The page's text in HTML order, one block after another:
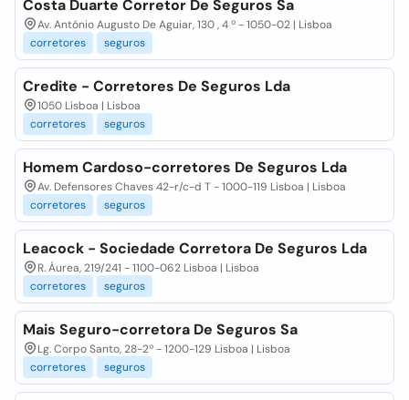
Costa Duarte Corretor De Seguros Sa
Av. António Augusto De Aguiar, 130 , 4 º - 1050-02 | Lisboa
corretores
seguros
Credite - Corretores De Seguros Lda
1050 Lisboa | Lisboa
corretores
seguros
Homem Cardoso-corretores De Seguros Lda
Av. Defensores Chaves 42-r/c-d T - 1000-119 Lisboa | Lisboa
corretores
seguros
Leacock - Sociedade Corretora De Seguros Lda
R. Áurea, 219/241 - 1100-062 Lisboa | Lisboa
corretores
seguros
Mais Seguro-corretora De Seguros Sa
Lg. Corpo Santo, 28-2º - 1200-129 Lisboa | Lisboa
corretores
seguros